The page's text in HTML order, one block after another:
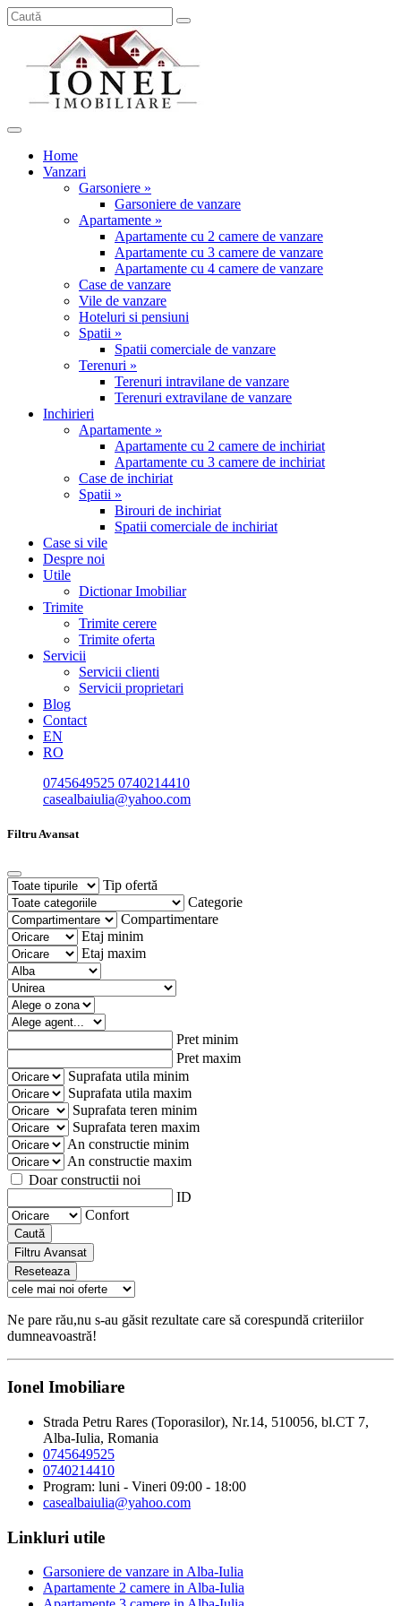
Home
Vanzari
Garsoniere »
Garsoniere de vanzare
Apartamente »
Apartamente cu 2 camere de vanzare
Apartamente cu 3 camere de vanzare
Apartamente cu 4 camere de vanzare
Case de vanzare
Vile de vanzare
Hoteluri si pensiuni
Spatii »
Spatii comerciale de vanzare
Terenuri »
Terenuri intravilane de vanzare
Terenuri extravilane de vanzare
Inchirieri
Apartamente »
Apartamente cu 2 camere de inchiriat
Apartamente cu 3 camere de inchiriat
Case de inchiriat
Spatii »
Birouri de inchiriat
Spatii comerciale de inchiriat
Case si vile
Despre noi
Utile
Dictionar Imobiliar
Trimite
Trimite cerere
Trimite oferta
Servicii
Servicii clienti
Servicii proprietari
Blog
Contact
EN
RO
0745649525 0740214410
casealbaiulia@yahoo.com
Filtru Avansat
Tip ofertă
Categorie
Compartimentare
Etaj minim
Etaj maxim
Pret minim
Pret maxim
Suprafata utila minim
Suprafata utila maxim
Suprafata teren minim
Suprafata teren maxim
An constructie minim
An constructie maxim
Doar constructii noi
ID
Confort
Caută
Filtru Avansat
Reseteaza
Ne pare rău,nu s-au găsit rezultate care să corespundă criteriilor
dumneavoastră!
Ionel Imobiliare
Strada Petru Rares (Toporasilor), Nr.14, 510056, bl.CT 7,
Alba-Iulia, Romania
0745649525
0740214410
Program: luni - Vineri 09:00 - 18:00
casealbaiulia@yahoo.com
Linkluri utile
Garsoniere de vanzare in Alba-Iulia
Apartamente 2 camere in Alba-Iulia